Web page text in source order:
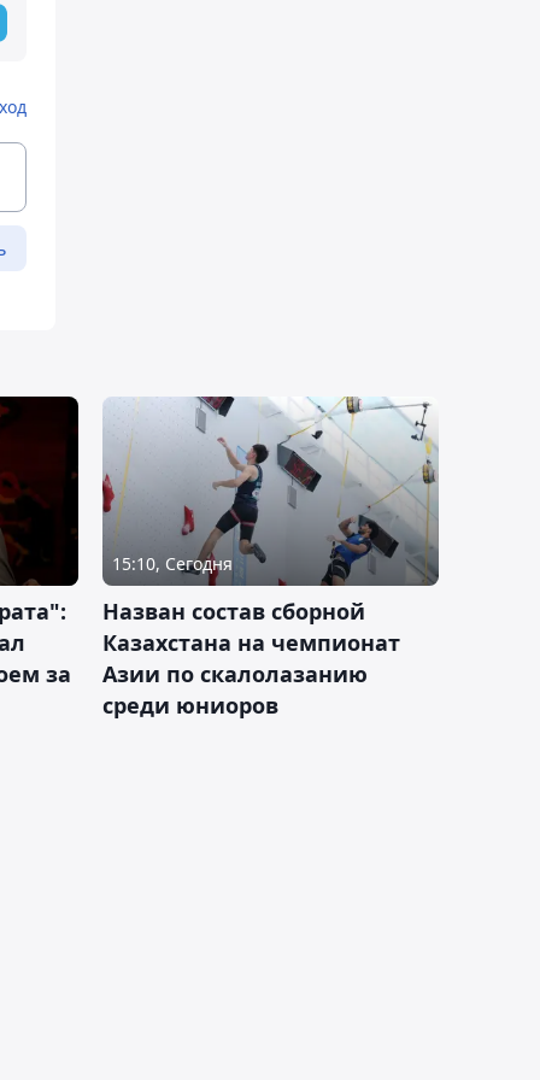
за
15:10, Сегодня
Назван состав сборной
Казахстана на чемпионат
Азии по скалолазанию
среди юниоров